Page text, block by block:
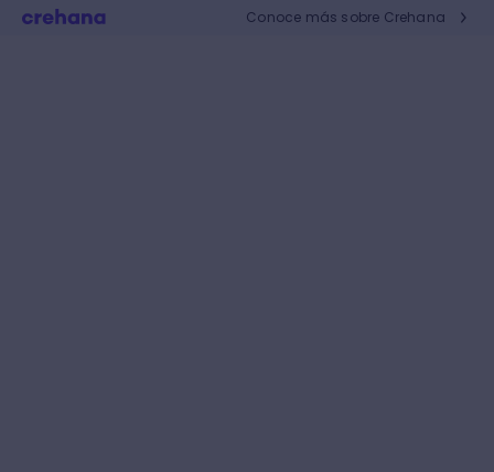
Conoce más sobre Crehana